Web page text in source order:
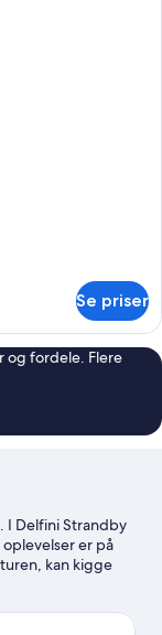
Se priser
og fordele. Flere
I Delfini Strandby
er på
kan kigge
Aquarium og